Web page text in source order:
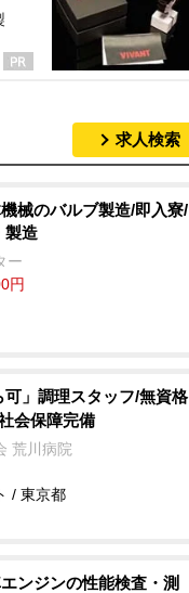
求人検索
機械のバルブ製造/即入寮/
製造
ー
円
可」調理スタッフ/無資格
会保障完備
荒川病院
/ 東京都
ンジンの性能検査・測